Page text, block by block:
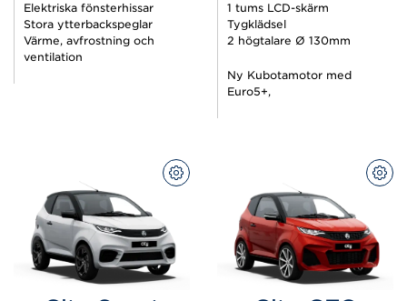
Elektriska fönsterhissar
Stora ytterbackspeglar
Värme, avfrostning och
ventilation
1 tums LCD-skärm
Tygklädsel
2 högtalare Ø 130mm
Ny Kubotamotor med
Euro5+,
KONFIGURERA